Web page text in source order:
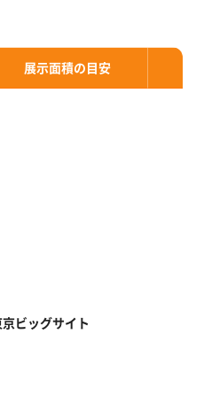
展示面積の目安
ビッグサイト